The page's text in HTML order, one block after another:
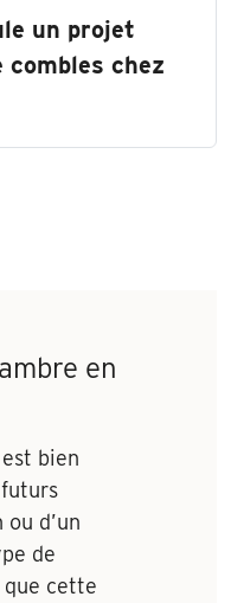
un projet
combles chez
en
bien
d’un
de
cette